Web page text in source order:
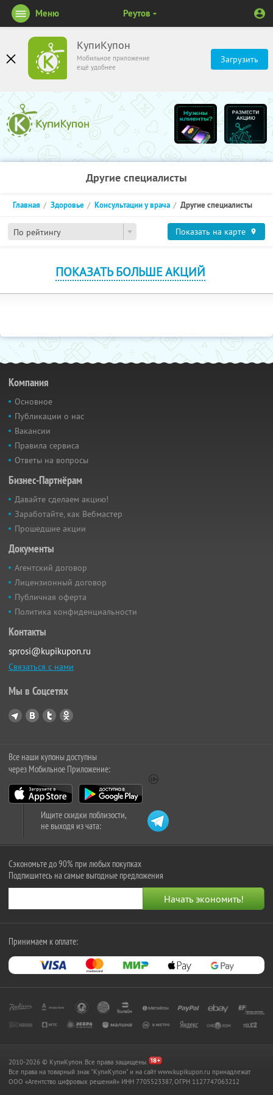
КупиКупон
Мобильное приложение
ещё удобнее
Загрузить
Меню Реутов
Другие специалисты
По рейтингу
Главная Здоровье Консультации у врача Другие специалисты
Показать на карте
ПОКАЗАТЬ БОЛЬШЕ АКЦИЙ
Компания
Основное
Публикации о нас
Вакансии
Правила сервиса
Ответы на вопросы
Бизнес-Партнёрам
Давайте сделаем акцию!
Заработайте, как Вебмастер
Прошедшие акции
Документы
Агентский договор
Лицензионный договор
Публичная оферта
Политика конфиденциальности
Контакты
sprosi@kupikupon.ru
Связаться с нами
Мы в Соцсетях
Все наши купоны доступны
через Мобильное Приложение:
Ищите скидки поблизости,
не выходя из чата:
Сэкономьте до 90% при любых покупках
Подпишитесь на самые выгодные предложения
Принимаем к оплате:
2010-2026 © КупиКупон. Все права защищены.
Все права на товарный знак "КупиКупон" и на сайт www.kupikupon.ru принадлежат
OOO «Агентство цифровых решений» ИНН 7705523387, ОГРН 1127747063212